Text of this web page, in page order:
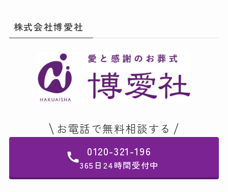
株式会社博愛社
お電話で無料相談する
0120-321-196
365日24時間受付中